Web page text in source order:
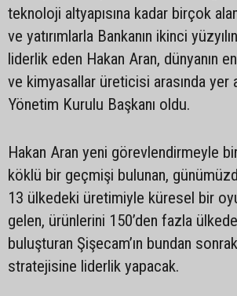
teknoloji altyapısına kadar birçok
ve yatırımlarla Bankanın ikinci
liderlik eden Hakan Aran, dünyanın
ve kimyasallar üreticisi arasında yer
Yönetim Kurulu Başkanı oldu.
Hakan Aran yeni görevlendirmeyle
köklü bir geçmişi bulunan,
13 ülkedeki üretimiyle küresel bir
gelen, ürünlerini 150’den fazla
buluşturan Şişecam’ın bundan
stratejisine liderlik yapacak.